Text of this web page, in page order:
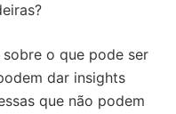
o que pode ser
dar insights
que não podem